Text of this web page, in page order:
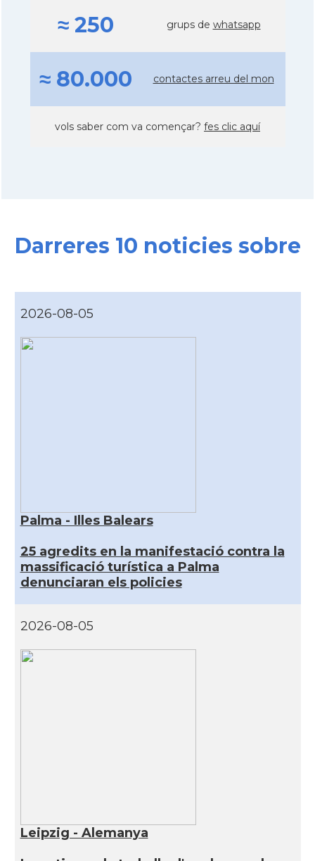
≈ 250 grups de whatsapp
≈ 80.000 contactes arreu del mon
vols saber com va començar? fes clic aquí
Darreres 10 noticies sobre
2026-08-05
Palma - Illes Balears
25 agredits en la manifestació contra la
massificació turística a Palma
denunciaran els policies
2026-08-05
Leipzig - Alemanya